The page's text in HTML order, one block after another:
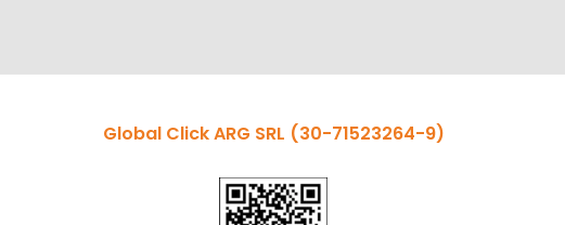
Global Click ARG SRL (30-71523264-9)